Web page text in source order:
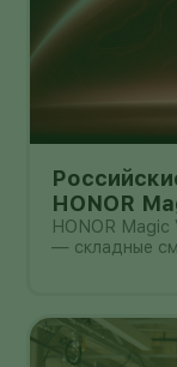
HONOR
дешевле
гарантия
HONOR
— складные